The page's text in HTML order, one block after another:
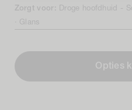
Zorgt voor: Droge hoofdhuid -
Glans
Opties